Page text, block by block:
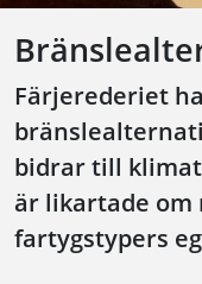
Färjerederiet
bidrar till
är likartade om
fartygstypers